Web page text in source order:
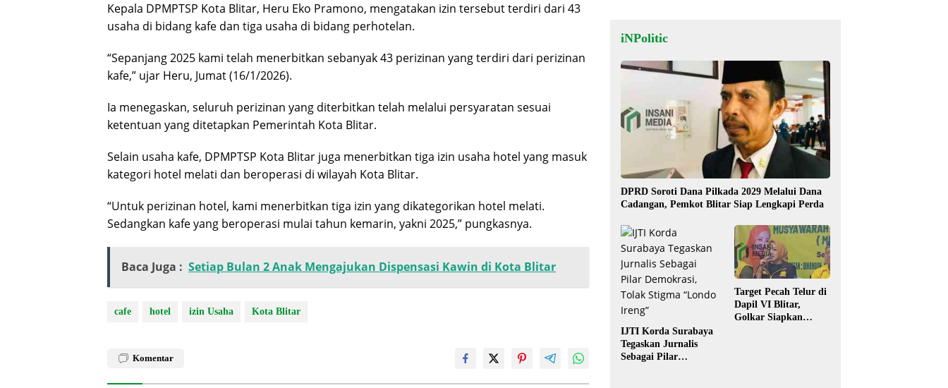
Kepala DPMPTSP Kota Blitar, Heru Eko Pramono, mengatakan izin tersebut terdiri dari 43
usaha di bidang kafe dan tiga usaha di bidang perhotelan.
“Sepanjang 2025 kami telah menerbitkan sebanyak 43 perizinan yang terdiri dari perizinan
kafe,” ujar Heru, Jumat (16/1/2026).
Ia menegaskan, seluruh perizinan yang diterbitkan telah melalui persyaratan sesuai
ketentuan yang ditetapkan Pemerintah Kota Blitar.
Selain usaha kafe, DPMPTSP Kota Blitar juga menerbitkan tiga izin usaha hotel yang masuk
kategori hotel melati dan beroperasi di wilayah Kota Blitar.
“Untuk perizinan hotel, kami menerbitkan tiga izin yang dikategorikan hotel melati.
Sedangkan kafe yang beroperasi mulai tahun kemarin, yakni 2025,” pungkasnya.
Baca Juga : Setiap Bulan 2 Anak Mengajukan Dispensasi Kawin di Kota Blitar
cafe hotel izin Usaha Kota Blitar
Komentar
iNPolitic
DPRD Soroti Dana Pilkada 2029 Melalui Dana
Cadangan, Pemkot Blitar Siap Lengkapi Perda
IJTI Korda Surabaya
Tegaskan Jurnalis
Sebagai Pilar
Target Pecah Telur di
Dapil VI Blitar,
Golkar Siapkan